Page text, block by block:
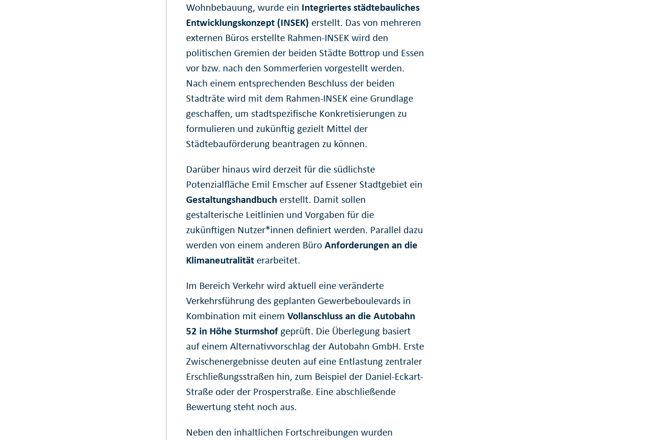
Wohnbebauung, wurde ein Integriertes städtebauliches
Entwicklungskonzept (INSEK) erstellt. Das von mehreren
externen Büros erstellte Rahmen-INSEK wird den
politischen Gremien der beiden Städte Bottrop und Essen
vor bzw. nach den Sommerferien vorgestellt werden.
Nach einem entsprechenden Beschluss der beiden
Stadträte wird mit dem Rahmen-INSEK eine Grundlage
geschaffen, um stadtspezifische Konkretisierungen zu
formulieren und zukünftig gezielt Mittel der
Städtebauförderung beantragen zu können.
Darüber hinaus wird derzeit für die südlichste
Potenzialfläche Emil Emscher auf Essener Stadtgebiet ein
Gestaltungshandbuch erstellt. Damit sollen
gestalterische Leitlinien und Vorgaben für die
zukünftigen Nutzer*innen definiert werden. Parallel dazu
werden von einem anderen BüroAnforderungen an die
Klimaneutralität erarbeitet.
Im Bereich Verkehr wird aktuell eine veränderte
Verkehrsführung des geplanten Gewerbeboulevards in
Kombination mit einemVollanschluss an die Autobahn
52 in Höhe Sturmshof geprüft. Die Überlegung basiert
auf einem Alternativvorschlag der Autobahn GmbH. Erste
Zwischenergebnisse deuten auf eine Entlastung zentraler
Erschließungsstraßen hin, zum Beispiel der Daniel-Eckart-
Straße oder der Prosperstraße. Eine abschließende
Bewertung steht noch aus.
Neben den inhaltlichen Fortschreibungen wurden